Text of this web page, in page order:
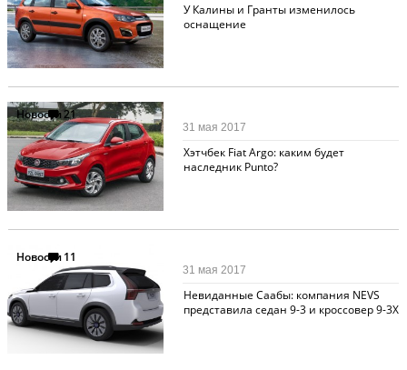
У Калины и Гранты изменилось
оснащение
Новости21
Хэтчбек Fiat Argo: каким будет
наследник Punto?
31 мая 2017
Новости11
Невиданные Саабы: компания NEVS
представила седан 9-3 и кроссовер 9-3X
31 мая 2017